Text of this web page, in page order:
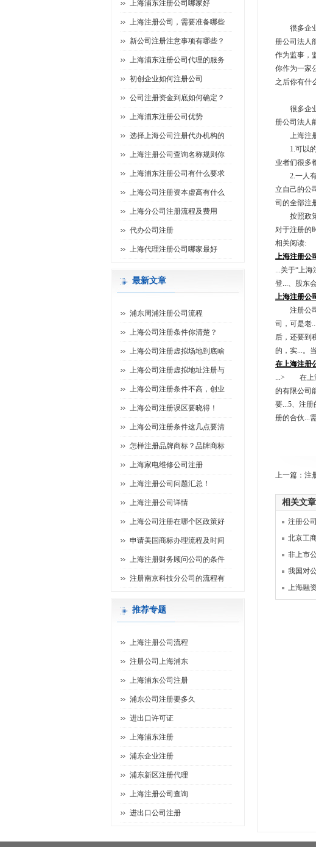
很多企
册公司法人
作为监事，
你作为一家
之后你有什
很多企业
册公司法人
上海注册
1.可以的
业者们很多
2.一人有
立自己的公
司的全部注
按照政策
对于注册的
相关阅读:
上海注册公
...关于“上
登...、股东
上海注册公
注册公司
司，可是老
后，还要到
的，实...。
在上海注册
...> 在上海
的有限公司
要...5、注
册的合伙...
上一篇： 注
相关文章
注册公
北京工
非上市
我国对
上海融
上海浦东注册公司哪家好
上海注册公司，需要准备哪些
新公司注册注意事项有哪些？
上海浦东注册公司代理的服务
初创企业如何注册公司
公司注册资金到底如何确定？
上海浦东注册公司优势
选择上海公司注册代办机构的
上海注册公司查询名称规则你
上海浦东注册公司有什么要求
上海公司注册资本虚高有什么
上海分公司注册流程及费用
代办公司注册
上海代理注册公司哪家最好
最新文章
浦东周浦注册公司流程
上海公司注册条件你清楚？
上海公司注册虚拟场地到底啥
上海公司注册虚拟地址注册与
上海公司注册条件不高，创业
上海公司注册误区要晓得！
上海公司注册条件这几点要清
怎样注册品牌商标？品牌商标
上海家电维修公司注册
上海注册公司问题汇总！
上海注册公司详情
上海公司注册在哪个区政策好
申请美国商标办理流程及时间
上海注册财务顾问公司的条件
注册南京科技分公司的流程有
推荐专题
上海注册公司流程
注册公司上海浦东
上海浦东公司注册
浦东公司注册要多久
进出口许可证
上海浦东注册
浦东企业注册
浦东新区注册代理
上海注册公司查询
进出口公司注册